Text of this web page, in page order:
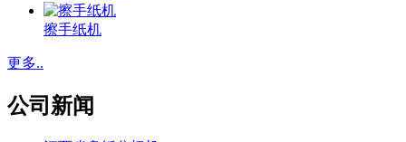
擦手纸机
更多..
公司新闻